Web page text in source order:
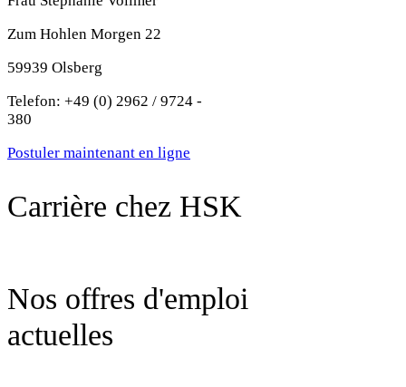
Zum Hohlen Morgen 22
59939 Olsberg
Telefon: +49 (0) 2962 / 9724 -
380
Postuler maintenant en ligne
Carrière chez HSK
Nos offres d'emploi
actuelles